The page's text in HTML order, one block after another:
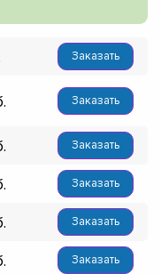
Заказать
Заказать
Заказать
Заказать
Заказать
Заказать